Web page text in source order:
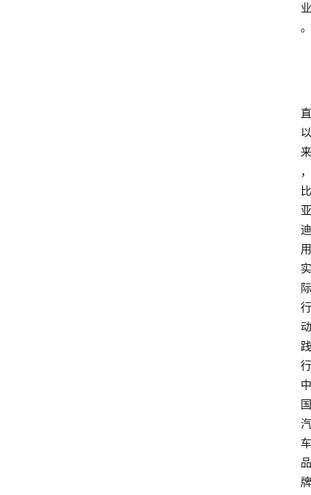
业
。
直
以
来
，
比
亚
迪
用
实
际
行
动
践
行
中
国
汽
车
品
牌